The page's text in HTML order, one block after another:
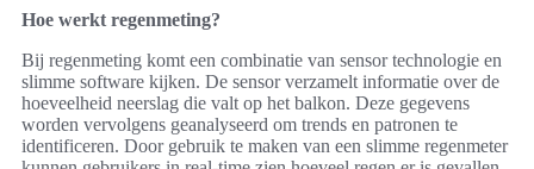
Hoe werkt regenmeting?
Bij regenmeting komt een combinatie van sensor technologie en
slimme software kijken. De sensor verzamelt informatie over de
hoeveelheid neerslag die valt op het balkon. Deze gegevens
worden vervolgens geanalyseerd om trends en patronen te
identificeren. Door gebruik te maken van een slimme regenmeter